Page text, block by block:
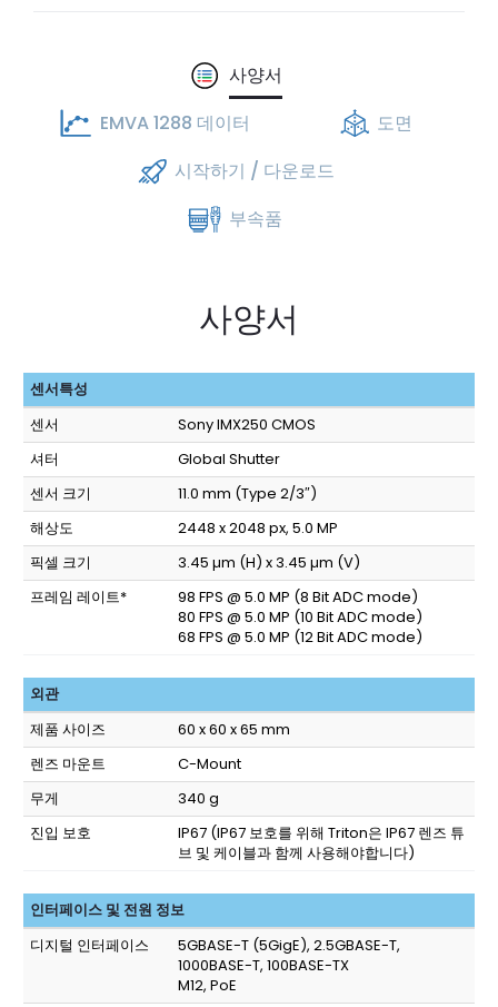
사양서
EMVA 1288 데이터
도면
시작하기 / 다운로드
부속품
사양서
센서특성
센서
Sony IMX250 CMOS
셔터
Global Shutter
센서 크기
11.0 mm (Type 2/3″)
해상도
2448 x 2048 px, 5.0 MP
픽셀 크기
3.45 µm (H) x 3.45 µm (V)
프레임 레이트*
98 FPS @ 5.0 MP (8 Bit ADC mode)
80 FPS @ 5.0 MP (10 Bit ADC mode)
68 FPS @ 5.0 MP (12 Bit ADC mode)
외관
제품 사이즈
60 x 60 x 65 mm
렌즈 마운트
C-Mount
무게
340 g
진입 보호
IP67 (IP67 보호를 위해 Triton은 IP67 렌즈 튜
브 및 케이블과 함께 사용해야합니다)
인터페이스 및 전원 정보
디지털 인터페이스
5GBASE-T (5GigE), 2.5GBASE-T,
1000BASE-T, 100BASE-TX
M12, PoE